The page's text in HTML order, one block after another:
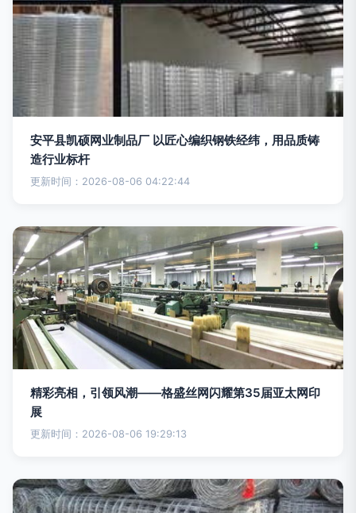
安平县凯硕网业制品厂 以匠心编织钢铁经纬，用品质铸
造行业标杆
更新时间：2026-08-06 04:22:44
精彩亮相，引领风潮——格盛丝网闪耀第35届亚太网印
展
更新时间：2026-08-06 19:29:13